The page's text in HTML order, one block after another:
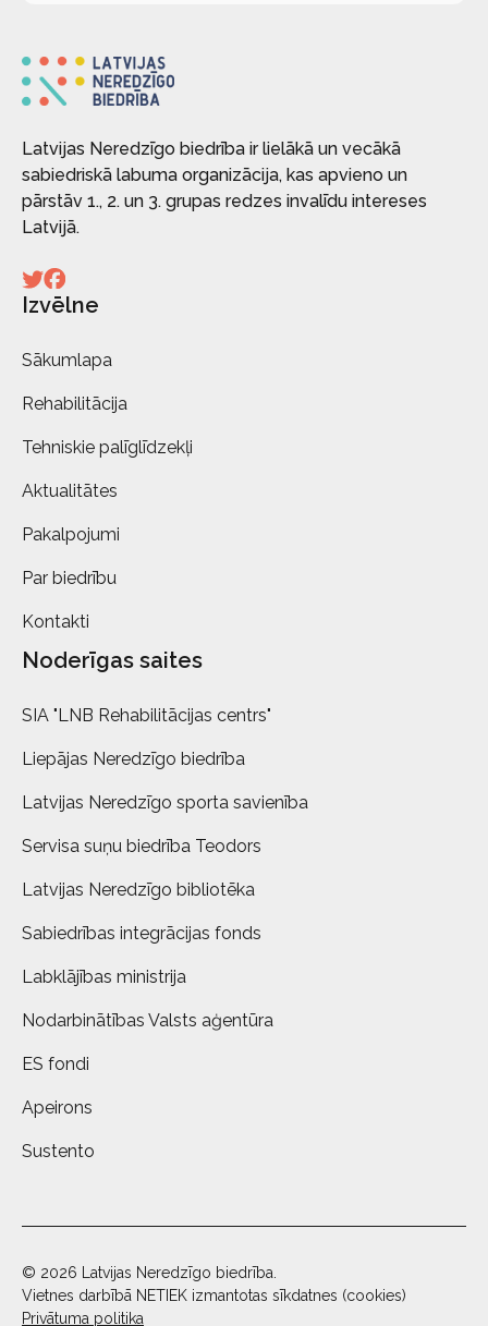
Latvijas Neredzīgo biedrība ir lielākā un vecākā
sabiedriskā labuma organizācija, kas apvieno un
pārstāv 1., 2. un 3. grupas redzes invalīdu intereses
Latvijā.
Izvēlne
Sākumlapa
Rehabilitācija
Tehniskie palīglīdzekļi
Aktualitātes
Pakalpojumi
Par biedrību
Kontakti
Noderīgas saites
SIA "LNB Rehabilitācijas centrs"
Liepājas Neredzīgo biedrība
Latvijas Neredzīgo sporta savienība
Servisa suņu biedrība Teodors
Latvijas Neredzīgo bibliotēka
Sabiedrības integrācijas fonds
Labklājības ministrija
Nodarbinātības Valsts aģentūra
ES fondi
Apeirons
Sustento
© 2026 Latvijas Neredzīgo biedrība.
Vietnes darbībā NETIEK izmantotas sīkdatnes (cookies)
Privātuma politika